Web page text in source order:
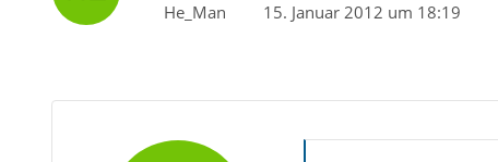
He_Man 15. Januar 2012 um 18:19